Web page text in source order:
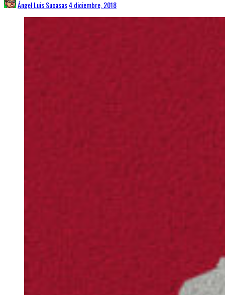
Ángel Luis Sucasas4 diciembre, 2018